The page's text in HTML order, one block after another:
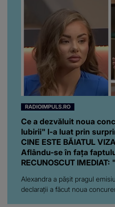
RADIOIMPULS.RO
Ce a dezvăluit noua
Iubirii" l-a luat prin
CINE ESTE BĂIATUL
Aflându-se în fața
RECUNOSCUT
Alexandra a pășit pragul
declarații a făcut noua